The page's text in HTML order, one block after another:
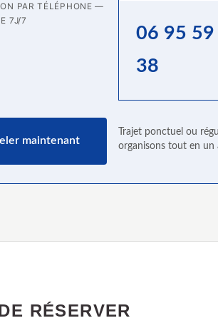
PAR TÉLÉPHONE —
7J/7
06 95 59
38
maintenant
Trajet ponctuel ou
organisons tout en un
RÉSERVER